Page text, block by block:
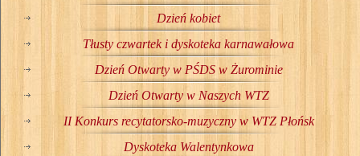
Dzień kobiet
Tłusty czwartek i dyskoteka karnawałowa
Dzień Otwarty w PŚDS w Żurominie
Dzień Otwarty w Naszych WTZ
II Konkurs recytatorsko-muzyczny w WTZ Płońsk
Dyskoteka Walentynkowa